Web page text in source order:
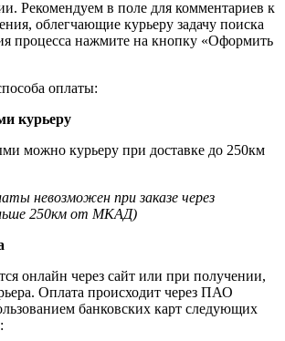
Рекомендуем в поле для комментариев к
облегчающие курьеру задачу поиска
процесса нажмите на кнопку «Оформить
оплаты:
курьеру
можно курьеру при доставке до 250км
невозможен при заказе через
250км от МКАД)
онлайн через сайт или при получении,
Оплата происходит через ПАО
банковских карт следующих